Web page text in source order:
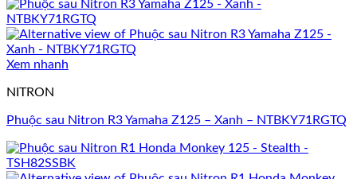
Xem nhanh
NITRON
Phuộc sau Nitron R3 Yamaha Z125 – Xanh – NTBKY71RGTQ